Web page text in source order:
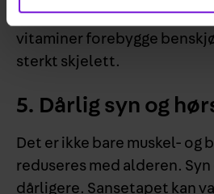
mosjon, vil kalsiumrik kost
vitaminer forebygge
sterkt skjelett.
5. Dårlig syn og
Det er ikke bare muskel- og
reduseres med alderen.
dårligere. Sansetapet kan